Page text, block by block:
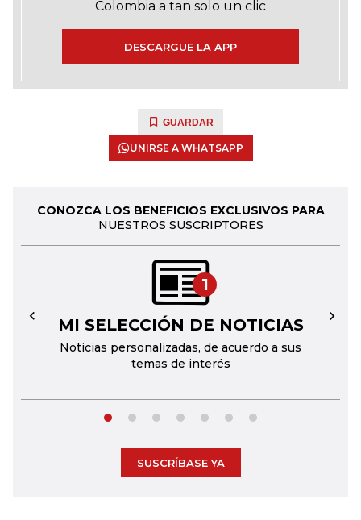
Colombia a tan solo un clic
DESCARGUE LA APP
GUARDAR
UNIRSE A WHATSAPP
CONOZCA LOS BENEFICIOS EXCLUSIVOS PARA
NUESTROS SUSCRIPTORES
1
MI SELECCIÓN DE NOTICIAS
Noticias personalizadas, de acuerdo a sus
temas de interés
← →
SUSCRÍBASE YA